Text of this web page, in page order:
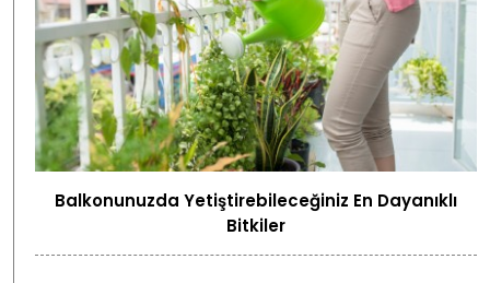
Balkonunuzda Yetiştirebileceğiniz En Dayanıklı
Bitkiler